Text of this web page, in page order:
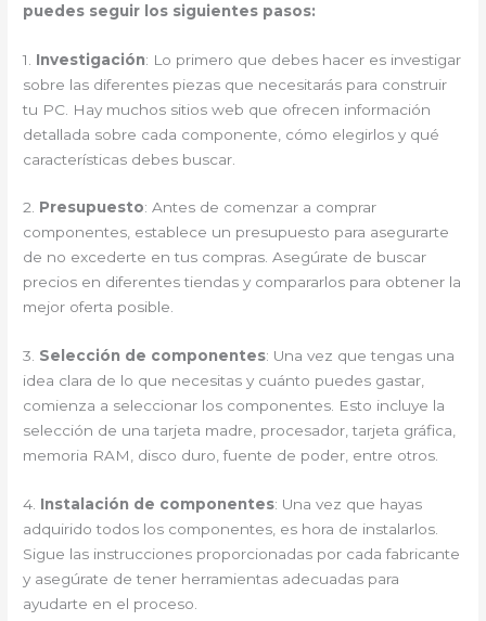
puedes seguir los siguientes pasos:
1. Investigación: Lo primero que debes hacer es investigar
sobre las diferentes piezas que necesitarás para construir
tu PC. Hay muchos sitios web que ofrecen información
detallada sobre cada componente, cómo elegirlos y qué
características debes buscar.
2. Presupuesto: Antes de comenzar a comprar
componentes, establece un presupuesto para asegurarte
de no excederte en tus compras. Asegúrate de buscar
precios en diferentes tiendas y compararlos para obtener la
mejor oferta posible.
3. Selección de componentes: Una vez que tengas una
idea clara de lo que necesitas y cuánto puedes gastar,
comienza a seleccionar los componentes. Esto incluye la
selección de una tarjeta madre, procesador, tarjeta gráfica,
memoria RAM, disco duro, fuente de poder, entre otros.
4. Instalación de componentes: Una vez que hayas
adquirido todos los componentes, es hora de instalarlos.
Sigue las instrucciones proporcionadas por cada fabricante
y asegúrate de tener herramientas adecuadas para
ayudarte en el proceso.